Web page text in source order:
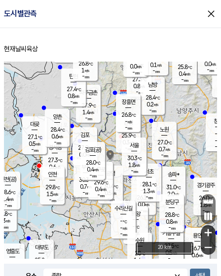
도시별관측 close
홈
현재날씨 육상
의도
℃
m/s
mm
영흥도
양주
27.3℃
0.8
-mm
과천
26.1℃
0.0m/s
- mm
용인
26.7℃
0.6m/s
경기광주
26.0℃
1.8m/s
-mm
대부도
25.2
경서동
27.3℃
0.6 m/s
-mm
파주금촌
27.9℃
1.4m/s
-mm
25.8℃
0.4m/s
-mm
대곶
27.1℃
0.5m/s
-mm
창
-
-m/
-
탄현
27.4℃
0.8m/s
-mm
0.0m/s
-mm
의왕
- ℃
m/s
mm
김포
27.9℃
0.0 m/s
mm
광명
30.4 ℃
0.5 m/s
-mm
부천
30.3℃
0.7m/s
-mm
양촌
28.4℃
0.6m/s
-mm
구로
29.6℃
0.4m/s
-mm
은평
25.9℃
0.3 m/s
- mm
노원
27.0℃
0.7m/s
-mm
송파*
31.0℃
2.0m/s
-mm
서초
28.1℃
1.3m/s
-mm
남방
28.4℃
0.2m/s
-mm
기흥구갈
27.5℃
0.5m/s
-
수리산길
-℃
-m/s
-mm
분당구
28.8℃
0.8m/s
-mm
장흥면
26.8℃
-m/s
-mm
0.0m/s
-mm
인천(공)
28.6℃
1.4m/s
-mm
김포(공)
28.0℃
0.4m/s
-mm
수원
28℃
1.4 m/s
인천
29.8℃
1.5m/s
-mm
서울
30.3℃
1.8m/s
-mm
26.8℃
1 m/s
-mm
0.1 m/s
-mm
+
−
20 km